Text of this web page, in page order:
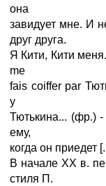
она
завидует мне. И
друг друга.
Я Кити, Кити
me
fais coiffer par
у
Тютькина... (фр.)
ему,
когда он приедет
В начале ХХ в.
стиля П.